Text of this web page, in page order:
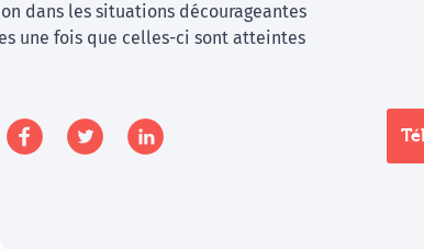
dans les situations décourageantes
une fois que celles-ci sont atteintes